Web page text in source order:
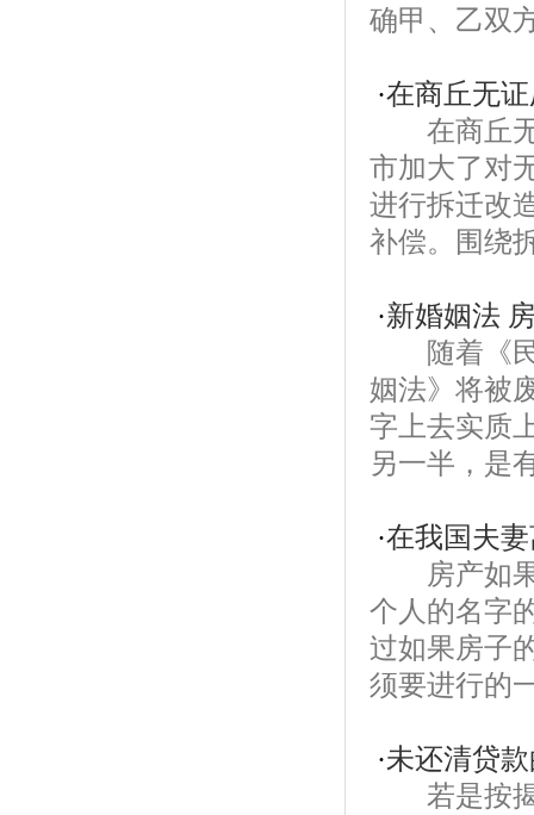
确甲、乙双
·在商丘无
在商丘无
市加大了对
进行拆迁改
补偿。围绕
·新婚姻法
随着《民
姻法》将被
字上去实质
另一半，是
·在我国夫
房产如果
个人的名字
过如果房子
须要进行的
·未还清贷
若是按揭